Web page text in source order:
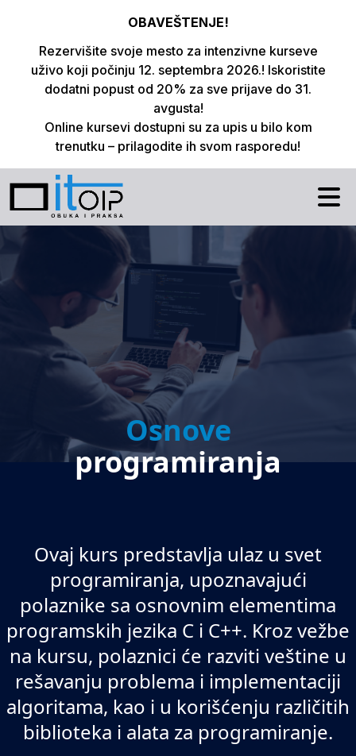
OBAVEŠTENJE!
Rezervišite svoje mesto za intenzivne kurseve
uživo koji počinju 12. septembra 2026.! Iskoristite
dodatni popust od 20% za sve prijave do 31.
avgusta!
Online kursevi dostupni su za upis u bilo kom
trenutku – prilagodite ih svom rasporedu!
Osnove
programiranja
Ovaj kurs predstavlja ulaz u svet
programiranja, upoznavajući
polaznike sa osnovnim elementima
programskih jezika C i C++. Kroz vežbe
na kursu, polaznici će razviti veštine u
rešavanju problema i implementaciji
algoritama, kao i u korišćenju različitih
biblioteka i alata za programiranje.